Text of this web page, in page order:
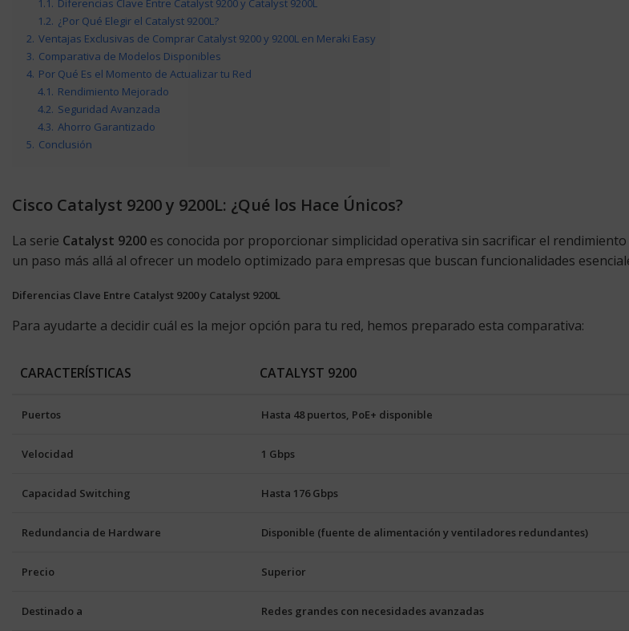
1.1. Diferencias Clave Entre Catalyst 9200 y Catalyst 9200L
1.2. ¿Por Qué Elegir el Catalyst 9200L?
2. Ventajas Exclusivas de Comprar Catalyst 9200 y 9200L en Meraki Easy
3. Comparativa de Modelos Disponibles
4. Por Qué Es el Momento de Actualizar tu Red
4.1. Rendimiento Mejorado
4.2. Seguridad Avanzada
4.3. Ahorro Garantizado
5. Conclusión
Cisco Catalyst 9200 y 9200L: ¿Qué los Hace Únicos?
La serie Catalyst 9200 es conocida por proporcionar simplicidad operativa sin sacrificar el
un paso más allá al ofrecer un modelo optimizado para empresas que buscan funcionalidades
Diferencias Clave Entre Catalyst 9200 y Catalyst 9200L
Para ayudarte a decidir cuál es la mejor opción para tu red, hemos preparado esta comparativa:
CARACTERÍSTICAS CATALYST 9200
Puertos Hasta 48 puertos, PoE+ disponible
Velocidad 1 Gbps
Capacidad Switching Hasta 176 Gbps
Redundancia de Hardware Disponible (fuente de alimentación y ventiladores redundantes)
Precio Superior
Destinado a Redes grandes con necesidades avanzadas